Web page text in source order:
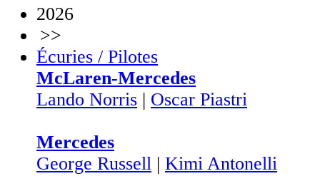
2026
>>
Écuries / Pilotes
McLaren-Mercedes
Lando Norris | Oscar Piastri
Mercedes
George Russell | Kimi Antonelli